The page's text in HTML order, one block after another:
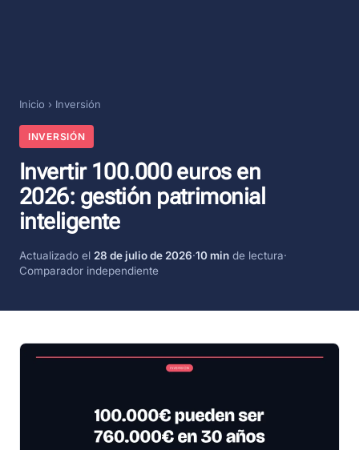
Inicio › Inversión
INVERSIÓN
Invertir 100.000 euros en
2026: gestión patrimonial
inteligente
Actualizado el 28 de julio de 2026·10 min de lectura·
Comparador independiente